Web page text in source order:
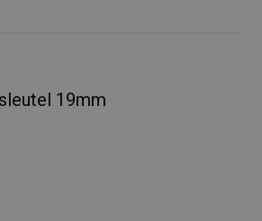
19mm